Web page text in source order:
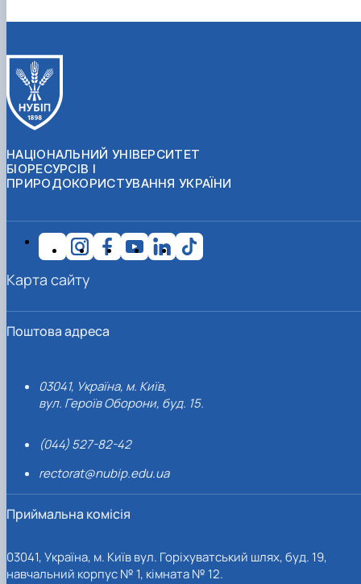
НАЦІОНАЛЬНИЙ УНІВЕРСИТЕТ
БІОРЕСУРСІВ І
ПРИРОДОКОРИСТУВАННЯ УКРАЇНИ
Поштова адреса
03041, Україна, м. Київ,
вул. Героїв Оборони, буд. 15.
(044) 527-82-42
rectorat@nubip.edu.ua
Приймальна комісія
03041, Україна, м. Київ вул. Горіхуватський шлях, буд. 19,
навчальний корпус № 1, кімната № 12.
Карта сайту